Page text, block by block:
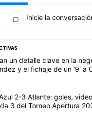
Inicie la
los artículos con más
con el título
un detalle clave en la
y el fichaje de un '9' a